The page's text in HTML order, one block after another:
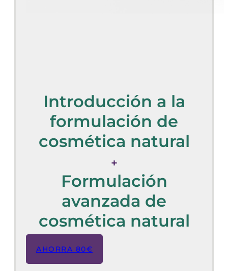
Introducción a la
formulación de
cosmética natural
+
Formulación
avanzada de
cosmética natural
AHORRA 80€